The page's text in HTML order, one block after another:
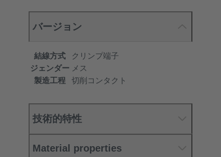
バージョン
結線方式
クリンプ端子
ジェンダー メス
製造工程
切削コンタクト
技術的特性
Material properties